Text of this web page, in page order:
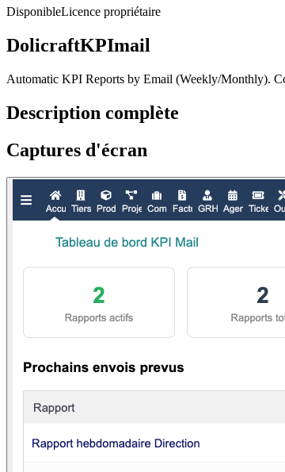
DisponibleLicence propriétaire
DolicraftKPImail
Automatic KPI Reports by Email (Weekly/Monthly).
Description complète
Captures d'écran